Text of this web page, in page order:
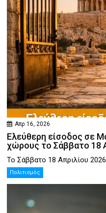
Απρ 16, 2026
Ελεύθερη είσοδος σε
χώρους το Σάββατο 18
Το Σάββατο 18 Απριλίου
Πολιτισμός